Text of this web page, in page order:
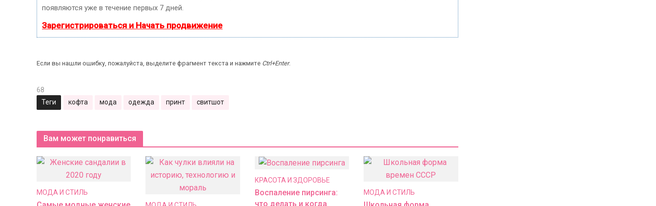
появляются уже в течение первых 7 дней.
Зарегистрироваться и Начать продвижение
Если вы нашли ошибку, пожалуйста, выделите фрагмент текста и нажмите Ctrl+Enter.
68
Теги
кофта мода одежда принт свитшот
Вам может понравиться
МОДА И СТИЛЬ
КРАСОТА И ЗДОРОВЬЕ
Воспаление пирсинга:
что делать и когда
МОДА И СТИЛЬ